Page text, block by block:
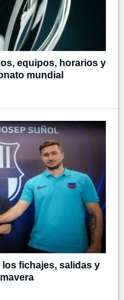
equipos, horarios y
mundial
los fichajes, salidas y